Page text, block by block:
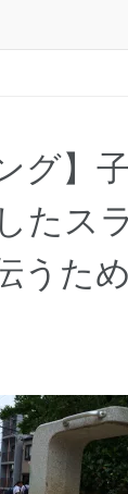
グ】
たス
うた